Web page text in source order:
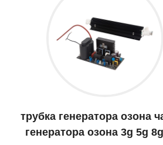
трубка генератора озона
генератора озона 3g 5g